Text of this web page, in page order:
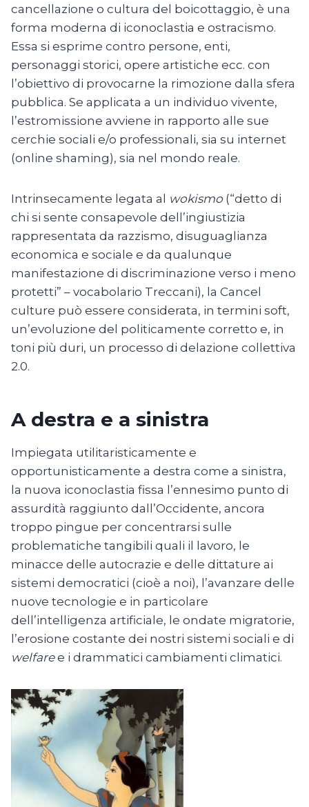
cancellazione o cultura del boicottaggio, è una
forma moderna di iconoclastia e ostracismo.
Essa si esprime contro persone, enti,
personaggi storici, opere artistiche ecc. con
l’obiettivo di provocarne la rimozione dalla sfera
pubblica. Se applicata a un individuo vivente,
l’estromissione avviene in rapporto alle sue
cerchie sociali e/o professionali, sia su internet
(online shaming), sia nel mondo reale.
Intrinsecamente legata al wokismo(“detto di
chi si sente consapevole dell’ingiustizia
rappresentata da razzismo, disuguaglianza
economica e sociale e da qualunque
manifestazione di discriminazione verso i meno
protetti” – vocabolario Treccani), la Cancel
culture può essere considerata, in termini soft,
un’evoluzione del politicamente corretto e, in
toni più duri, un processo di delazione collettiva
2.0.
A destra e a sinistra
Impiegata utilitaristicamente e
opportunisticamente a destra come a sinistra,
la nuova iconoclastia fissa l’ennesimo punto di
assurdità raggiunto dall’Occidente, ancora
troppo pingue per concentrarsi sulle
problematiche tangibili quali il lavoro, le
minacce delle autocrazie e delle dittature ai
sistemi democratici (cioè a noi), l’avanzare delle
nuove tecnologie e in particolare
dell’intelligenza artificiale, le ondate migratorie,
l’erosione costante dei nostri sistemi sociali e di
welfaree i drammatici cambiamenti climatici.